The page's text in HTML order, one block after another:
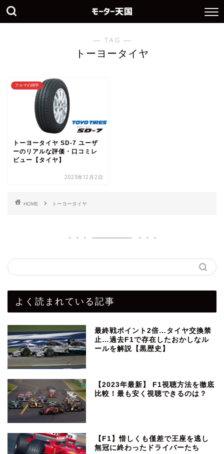
― TAG ―
トーヨータイヤ
クルマの雑学
トーヨータイヤ SD-7 ユーザ
ーのリアルな評価・口コミレ
ビュー【タイヤ】
2023年12月2日
HOME トーヨータイヤ
よく読まれている記事
最終戦ポイント2倍…タイヤ交換禁
止…過去F1で存在したおかしなル
ールを解説【黒歴史】
【2023年最新】 F1視聴方法を徹底
比較！最も安く視聴できるのは？
【F1】惜しくも僅差で王座を逃し
無冠に終わったドライバーたち